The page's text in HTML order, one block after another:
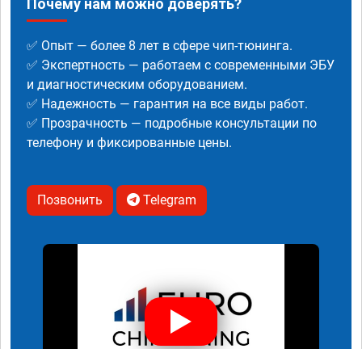
Почему нам можно доверять?
✅ Опыт — более 8 лет в сфере чип-тюнинга.
✅ Экспертность — работаем с современными ЭБУ
и диагностическим оборудованием.
✅ Надежность — гарантия на все виды работ.
✅ Прозрачность — подробные консультации по
телефону и фиксированные цены.
Позвонить Telegram